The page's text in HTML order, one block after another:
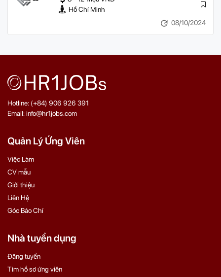
Hồ Chí Minh
08/10/2024
Hotline: (+84) 906 926 391
Email: info@hr1jobs.com
Quản Lý Ứng Viên
Việc Làm
CV mẫu
Giới thiệu
Liên Hệ
Góc Báo Chí
Nhà tuyển dụng
Đăng tuyển
Tìm hồ sơ ứng viên